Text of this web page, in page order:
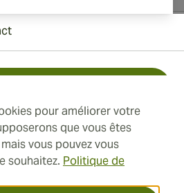
pour améliorer votre
que vous êtes
vous pouvez vous
souhaitez. Politique de
+41 22 518 44 43